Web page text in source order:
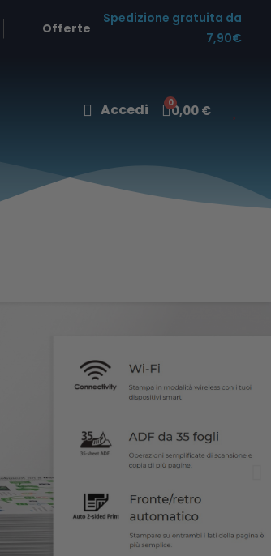
Offerte
Spedizione gratuita da
7,90€
Accedi 0,00 €